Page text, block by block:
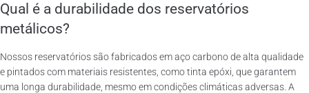
Qual é a durabilidade dos reservatórios
metálicos?
Nossos reservatórios são fabricados em aço carbono de alta qualidade
e pintados com materiais resistentes, como tinta epóxi, que garantem
uma longa durabilidade, mesmo em condições climáticas adversas. A